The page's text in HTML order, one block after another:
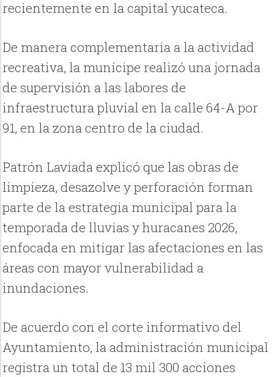
recientemente en la capital yucateca.
De manera complementaria a la actividad
recreativa, la munícipe realizó una jornada
de supervisión a las labores de
infraestructura pluvial en la calle 64-A por
91, en la zona centro de la ciudad.
Patrón Laviada explicó que las obras de
limpieza, desazolve y perforación forman
parte de la estrategia municipal para la
temporada de lluvias y huracanes 2026,
enfocada en mitigar las afectaciones en las
áreas con mayor vulnerabilidad a
inundaciones.
De acuerdo con el corte informativo del
Ayuntamiento, la administración municipal
registra un total de 13 mil 300 acciones